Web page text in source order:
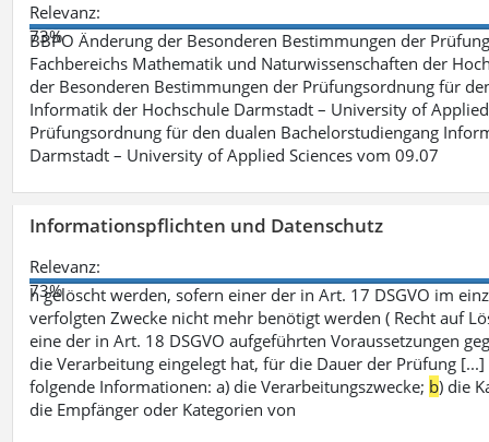
Relevanz:
73%
BBPO Änderung der Besonderen Bestimmungen der
Fachbereichs Mathematik und Naturwissenschaften der
der Besonderen Bestimmungen der Prüfungsordnung für
Informatik der Hochschule Darmstadt – University of
Prüfungsordnung für den dualen Bachelorstudiengang
Darmstadt – University of Applied Sciences vom 09.07
Informationspflichten und Datenschutz
Relevanz:
73%
h gelöscht werden, sofern einer der in Art. 17 DSGVO im
verfolgten Zwecke nicht mehr benötigt werden ( Recht auf
eine der in Art. 18 DSGVO aufgeführten Voraussetzungen
die Verarbeitung eingelegt hat, für die Dauer der Prüfung
folgende Informationen: a) die Verarbeitungszwecke; b) die
die Empfänger oder Kategorien von